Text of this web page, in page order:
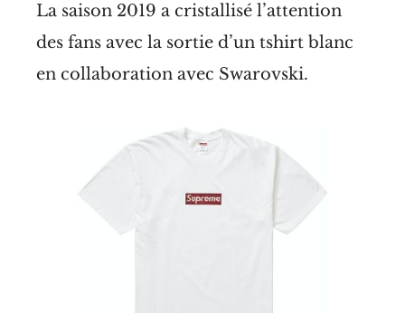
La saison 2019 a cristallisé l’attention
des fans avec la sortie d’un tshirt blanc
en collaboration avec Swarovski.